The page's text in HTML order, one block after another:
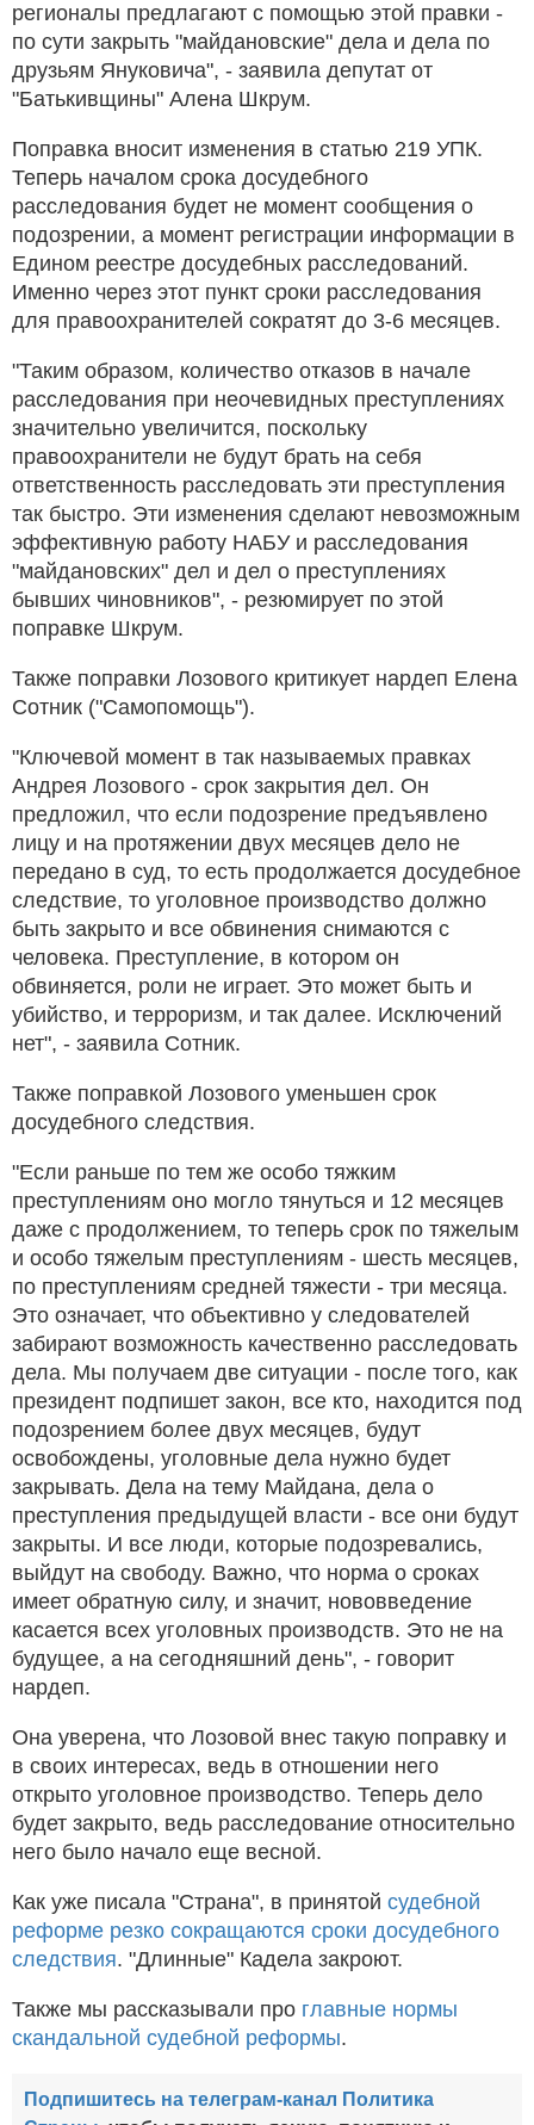
регионалы предлагают с помощью этой правки -
по сути закрыть "майдановские" дела и дела по
друзьям Януковича", - заявила депутат от
"Батькивщины" Алена Шкрум.
Поправка вносит изменения в статью 219 УПК.
Теперь началом срока досудебного
расследования будет не момент сообщения о
подозрении, а момент регистрации информации в
Едином реестре досудебных расследований.
Именно через этот пункт сроки расследования
для правоохранителей сократят до 3-6 месяцев.
"Таким образом, количество отказов в начале
расследования при неочевидных преступлениях
значительно увеличится, поскольку
правоохранители не будут брать на себя
ответственность расследовать эти преступления
так быстро. Эти изменения сделают невозможным
эффективную работу НАБУ и расследования
"майдановских" дел и дел о преступлениях
бывших чиновников", - резюмирует по этой
поправке Шкрум.
Также поправки Лозового критикует нардеп Елена
Сотник ("Самопомощь").
"Ключевой момент в так называемых правках
Андрея Лозового - срок закрытия дел. Он
предложил, что если подозрение предъявлено
лицу и на протяжении двух месяцев дело не
передано в суд, то есть продолжается досудебное
следствие, то уголовное производство должно
быть закрыто и все обвинения снимаются с
человека. Преступление, в котором он
обвиняется, роли не играет. Это может быть и
убийство, и терроризм, и так далее. Исключений
нет", - заявила Сотник.
Также поправкой Лозового уменьшен срок
досудебного следствия.
"Если раньше по тем же особо тяжким
преступлениям оно могло тянуться и 12 месяцев
даже с продолжением, то теперь срок по тяжелым
и особо тяжелым преступлениям - шесть месяцев,
по преступлениям средней тяжести - три месяца.
Это означает, что объективно у следователей
забирают возможность качественно расследовать
дела. Мы получаем две ситуации - после того, как
президент подпишет закон, все кто, находится под
подозрением более двух месяцев, будут
освобождены, уголовные дела нужно будет
закрывать. Дела на тему Майдана, дела о
преступления предыдущей власти - все они будут
закрыты. И все люди, которые подозревались,
выйдут на свободу. Важно, что норма о сроках
имеет обратную силу, и значит, нововведение
касается всех уголовных производств. Это не на
будущее, а на сегодняшний день", - говорит
нардеп.
Она уверена, что Лозовой внес такую поправку и
в своих интересах, ведь в отношении него
открыто уголовное производство. Теперь дело
будет закрыто, ведь расследование относительно
него было начало еще весной.
Как уже писала "Страна", в принятой судебной
реформе резко сокращаются сроки досудебного
следствия. "Длинные" Кадела закроют.
Также мы рассказывали про главные нормы
скандальной судебной реформы.
Подпишитесь на телеграм-канал Политика